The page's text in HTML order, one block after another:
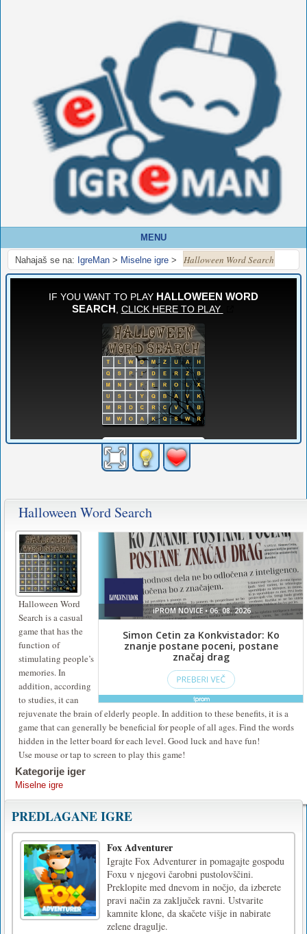
MENU
Nahajaš se na: IgreMan > Miselne igre > Halloween Word Search
Halloween Word Search
Halloween Word
Search is a casual
game that has the
function of
stimulating people’s
memories. In
addition, according
to studies, it can
rejuvenate the brain of elderly people. In addition to these benefits, it is a
game that can generally be beneficial for people of all ages. Find the words
hidden in the letter board for each level. Good luck and have fun!
Use mouse or tap to screen to play this game!
Kategorije iger
Miselne igre
PREDLAGANE IGRE
Fox Adventurer
Igrajte Fox Adventurer in pomagajte gospodu
Foxu v njegovi čarobni pustolovščini.
Preklopite med dnevom in nočjo, da izberete
pravi način za zaključek ravni. Ustvarite
kamnite klone, da skačete višje in nabirate
zelene dragulje.